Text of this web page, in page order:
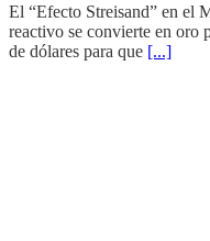
El “Efecto Streisand” en el
reactivo se convierte en oro
de dólares para que [...]